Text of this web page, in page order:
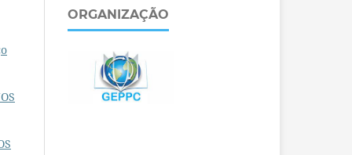
ORGANIZAÇÃO